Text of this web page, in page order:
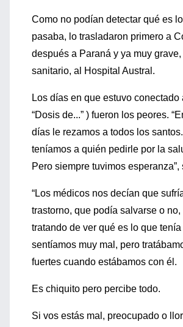
Como no podían detectar qué es
pasaba, lo trasladaron primero a
después a Paraná y ya muy
sanitario, al Hospital Austral.
Los días en que estuvo conectado
“Dosis de...” ) fueron los peores.
días le rezamos a todos los
teníamos a quién pedirle por la
Pero siempre tuvimos esperanza”,
“Los médicos nos decían que
trastorno, que podía salvarse o
tratando de ver qué es lo que
sentíamos muy mal, pero
fuertes cuando estábamos con él.
Es chiquito pero percibe todo.
Si vos estás mal, preocupado o